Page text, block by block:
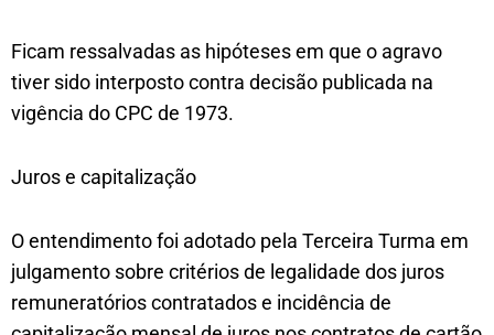
Ficam ressalvadas as hipóteses em que o agravo
tiver sido interposto contra decisão publicada na
vigência do CPC de 1973.
Juros e capitalização
O entendimento foi adotado pela Terceira Turma em
julgamento sobre critérios de legalidade dos juros
remuneratórios contratados e incidência de